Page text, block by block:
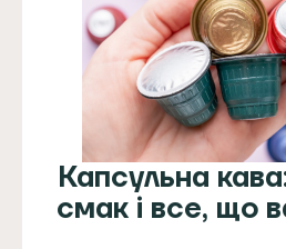
Капсульна
смак і все, що